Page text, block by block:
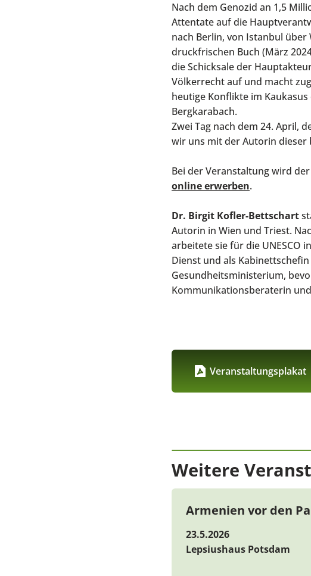
Nach dem Genozid an 1,5
Attentate auf die
nach Berlin, von Istanbul
druckfrischen Buch (März
die Schicksale der
Völkerrecht auf und macht
heutige Konflikte im
Bergkarabach.
Zwei Tag nach dem 24. April,
wir uns mit der Autorin dieser
Bei der Veranstaltung wird
online erwerben.
Dr. Birgit Kofler-Bettschart
Autorin in Wien und Triest.
arbeitete sie für die UNESCO
Dienst und als
Gesundheitsministerium,
Kommunikationsberaterin
Veranstaltungsplakat
Weitere
Armenien vor den
23.5.2026
Lepsiushaus Potsdam